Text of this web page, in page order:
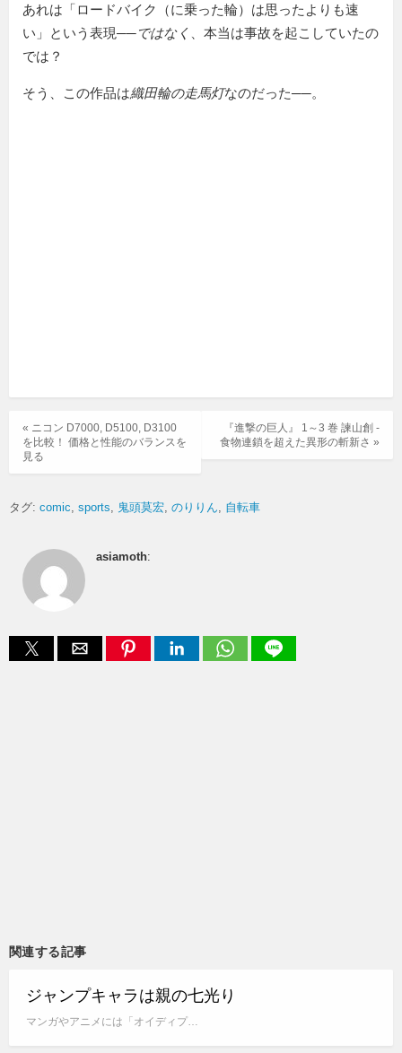
あれは「ロードバイク（に乗った輪）は思ったよりも速
い」という表現──ではなく
、本当は事故を起こしていたの
では？
そう、この作品は織田輪の走馬灯なのだった──。
『進撃の巨人』 1～3 巻 諫山創 -
食物連鎖を超えた異形の斬新さ »
« ニコン D7000, D5100, D3100
を比較！ 価格と性能のバランスを
見る
タグ: comic sports 鬼頭莫宏 のりりん 自転車
asiamoth:
関連する記事
ジャンプキャラは親の七光り
マンガやアニメには「オイディプ…